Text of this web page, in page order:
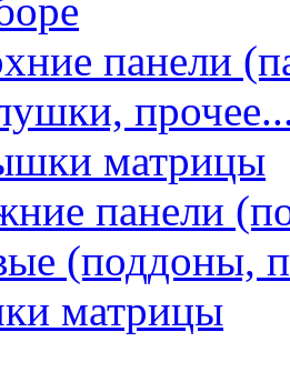
панели
матрицы
панели
(поддоны,
матрицы